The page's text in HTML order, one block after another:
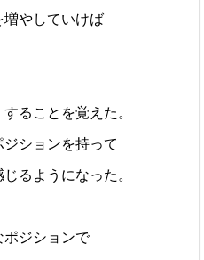
増やしていけば
ることを覚えた。
ションを持って
るようになった。
ポジションで